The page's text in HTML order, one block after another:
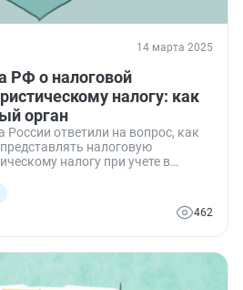
14 марта 2025
РФ о налоговой
налогу: как
орган
ответили на вопрос, как
налоговую
налогу при учете в
462